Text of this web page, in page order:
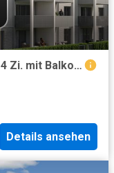
70% verkauft: Modernes Wohnen: 4 Zi. mit Balkon im 1. OG des Landwehr Quartiers KfW55
Details ansehen